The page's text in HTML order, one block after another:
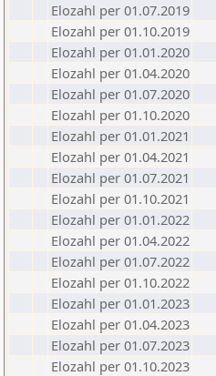
Elozahl per 01.07.2019
Elozahl per 01.10.2019
Elozahl per 01.01.2020
Elozahl per 01.04.2020
Elozahl per 01.07.2020
Elozahl per 01.10.2020
Elozahl per 01.01.2021
Elozahl per 01.04.2021
Elozahl per 01.07.2021
Elozahl per 01.10.2021
Elozahl per 01.01.2022
Elozahl per 01.04.2022
Elozahl per 01.07.2022
Elozahl per 01.10.2022
Elozahl per 01.01.2023
Elozahl per 01.04.2023
Elozahl per 01.07.2023
Elozahl per 01.10.2023